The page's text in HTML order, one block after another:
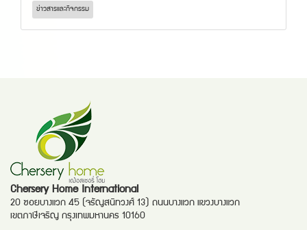
ข่าวสารและกิจกรรม
Chersery Home International
20 ซอยบางแวก 45 (จรัญสนิทวงศ์ 13) ถนนบางแวก แขวงบางแวก
เขตภาษีเจริญ กรุงเทพมหานคร 10160